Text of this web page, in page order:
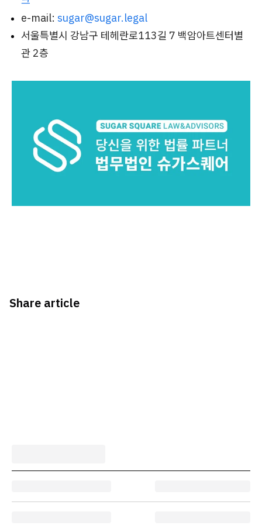
e-mail: sugar@sugar.legal
서울특별시 강남구 테헤란로113길 7 백암아트센터별
관 2층
Share article